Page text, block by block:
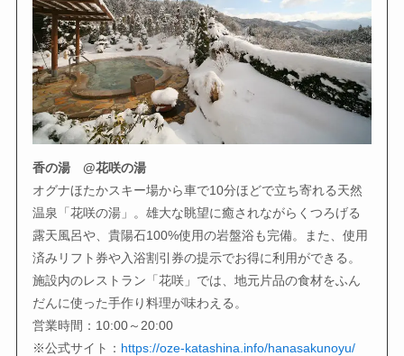
香の湯 @花咲の湯
オグナほたかスキー場から車で10分ほどで立ち寄れる天然
温泉「花咲の湯」。雄大な眺望に癒されながらくつろげる
露天風呂や、貴陽石100%使用の岩盤浴も完備。また、使用
済みリフト券や入浴割引券の提示でお得に利用ができる。
施設内のレストラン「花咲」では、地元片品の食材をふん
だんに使った手作り料理が味わえる。
営業時間：10:00～20:00
※公式サイト： https://oze-katashina.info/hanasakunoyu/